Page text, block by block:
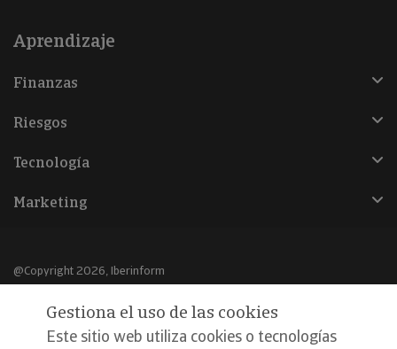
Aprendizaje
Finanzas
Riesgos
Tecnología
Marketing
@Copyright 2026, Iberinform
Aviso legal
Política de cookies
Gestiona el uso de las cookies
Este sitio web utiliza cookies o tecnologías